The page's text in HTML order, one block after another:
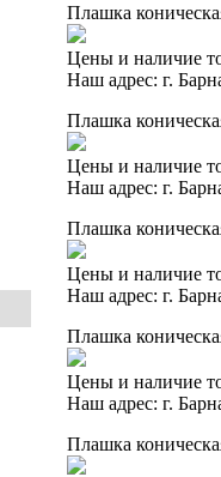
Плашка
Цены и наличие
Наш адрес: г.
Плашка
Цены и наличие
Наш адрес: г.
Плашка
Цены и наличие
Наш адрес: г.
Плашка
Цены и наличие
Наш адрес: г.
Плашка